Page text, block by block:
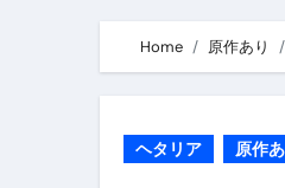
Home 原作あり
ヘタリア 原作